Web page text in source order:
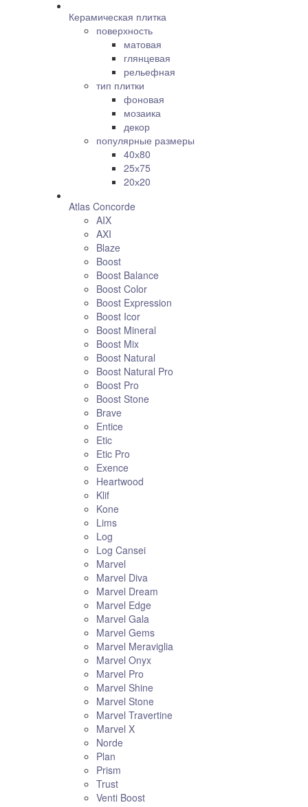
Керамическая плитка
поверхность
матовая
глянцевая
рельефная
тип плитки
фоновая
мозаика
декор
популярные размеры
40х80
25х75
20х20
Atlas Concorde
AIX
AXI
Blaze
Boost
Boost Balance
Boost Color
Boost Expression
Boost Icor
Boost Mineral
Boost Mix
Boost Natural
Boost Natural Pro
Boost Pro
Boost Stone
Brave
Entice
Etic
Etic Pro
Exence
Heartwood
Klif
Kone
Lims
Log
Log Cansei
Marvel
Marvel Diva
Marvel Dream
Marvel Edge
Marvel Gala
Marvel Gems
Marvel Meraviglia
Marvel Onyx
Marvel Pro
Marvel Shine
Marvel Stone
Marvel Travertine
Marvel X
Norde
Plan
Prism
Trust
Venti Boost